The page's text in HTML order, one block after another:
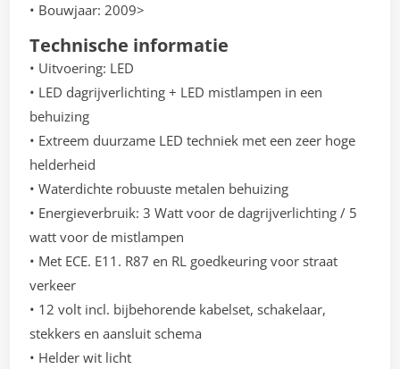
• Bouwjaar: 2009>
Technische informatie
• Uitvoering: LED
• LED dagrijverlichting + LED mistlampen in een
behuizing
• Extreem duurzame LED techniek met een zeer hoge
helderheid
• Waterdichte robuuste metalen behuizing
• Energieverbruik: 3 Watt voor de dagrijverlichting / 5
watt voor de mistlampen
• Met ECE. E11. R87 en RL goedkeuring voor straat
verkeer
• 12 volt incl. bijbehorende kabelset, schakelaar,
stekkers en aansluit schema
• Helder wit licht